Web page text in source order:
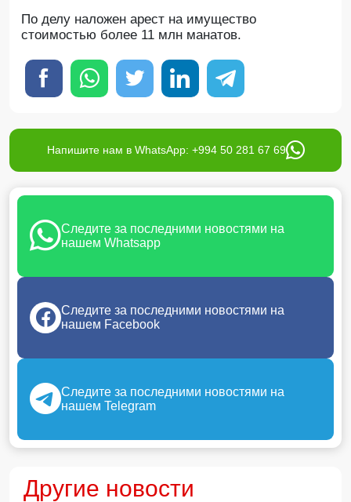
По делу наложен арест на имущество
стоимостью более 11 млн манатов.
Напишите нам в WhatsApp: +994 50 281 67 69
Следите за последними новостями на
нашем Whatsapp
Следите за последними новостями на
нашем Facebook
Следите за последними новостями на
нашем Telegram
Другие новости